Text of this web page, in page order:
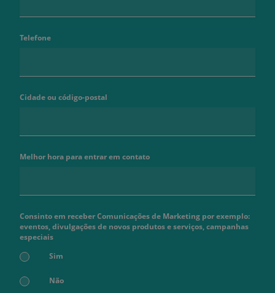
Telefone
Cidade ou código-postal
Melhor hora para entrar em contato
Consinto em receber Comunicações de Marketing por exemplo:
eventos, divulgações de novos produtos e serviços, campanhas
especiais
Sim
Não